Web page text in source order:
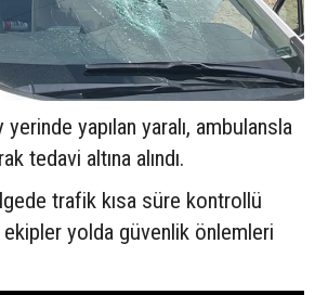
yapılan yaralı, ambulansla
tedavi altına alındı.
trafik kısa süre kontrollü
ekipler yolda güvenlik önlemleri